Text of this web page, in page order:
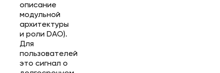
описание
модульной
архитектуры
и роли DAO).
Для
пользователей
это сигнал о